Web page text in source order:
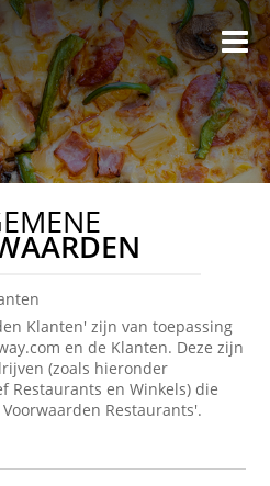
Klanten' zijn van toepassing
en de Klanten. Deze zijn
(zoals hieronder
Restaurants en Winkels) die
Restaurants'.